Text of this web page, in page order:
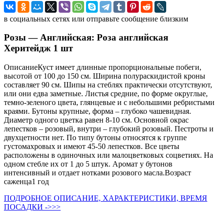
в социальных сетях или отправьте сообщение близким
Розы — Английская: Роза английская
Херитейдж 1 шт
ОписаниеКуст имеет длинные пропорциональные побеги,
высотой от 100 до 150 см. Ширина полураскидистой кроны
составляет 90 см. Шипы на стеблях практически отсутствуют,
или они едва заметные. Листья средние, по форме округлые,
темно-зеленого цвета, глянцевые и с небольшими ребристыми
краями. Бутоны крупные, форма – глубоко чашевидная.
Диаметр одного цветка равен 8-10 см. Основной окрас
лепестков – розовый, внутри – глубокий розовый. Пестроты и
двухцетности нет. По типу бутоны относятся к группе
густомахровых и имеют 45-50 лепестков. Все цветы
расположены в одиночных или малоцветковых соцветиях. На
одном стебле их от 1 до 5 штук. Аромат у бутонов
интенсивный и отдает нотками розового масла.Возраст
саженца1 год
ПОДРОБНОЕ ОПИСАНИЕ, ХАРАКТЕРИСТИКИ, ВРЕМЯ
ПОСАДКИ ->>>